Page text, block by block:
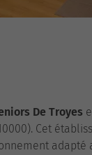
De Troyes
Cet
adapté